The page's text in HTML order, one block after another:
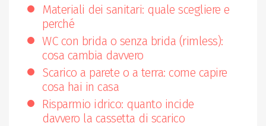
Materiali dei sanitari: quale scegliere e
perché
WC con brida o senza brida (rimless):
cosa cambia davvero
Scarico a parete o a terra: come capire
cosa hai in casa
Risparmio idrico: quanto incide
davvero la cassetta di scarico